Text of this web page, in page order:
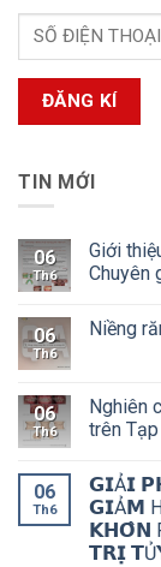
TIN MỚI
06
Th6
Giới
Chuyên
06
Th6
Niềng
06
Th6
Nghiên
trên
06
Th6
𝗚𝗜Ả𝗜
𝗚𝗜Ả𝗠
𝗞𝗛𝗢̂𝗡
𝗧𝗥𝗜̣